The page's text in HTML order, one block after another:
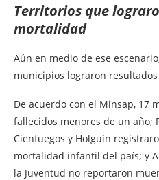
Territorios que
mortalidad
Aún en medio de ese
municipios lograron
De acuerdo con el Minsap, 17
fallecidos menores de un año;
Cienfuegos y Holguín
mortalidad infantil del país; y
la Juventud no reportaron